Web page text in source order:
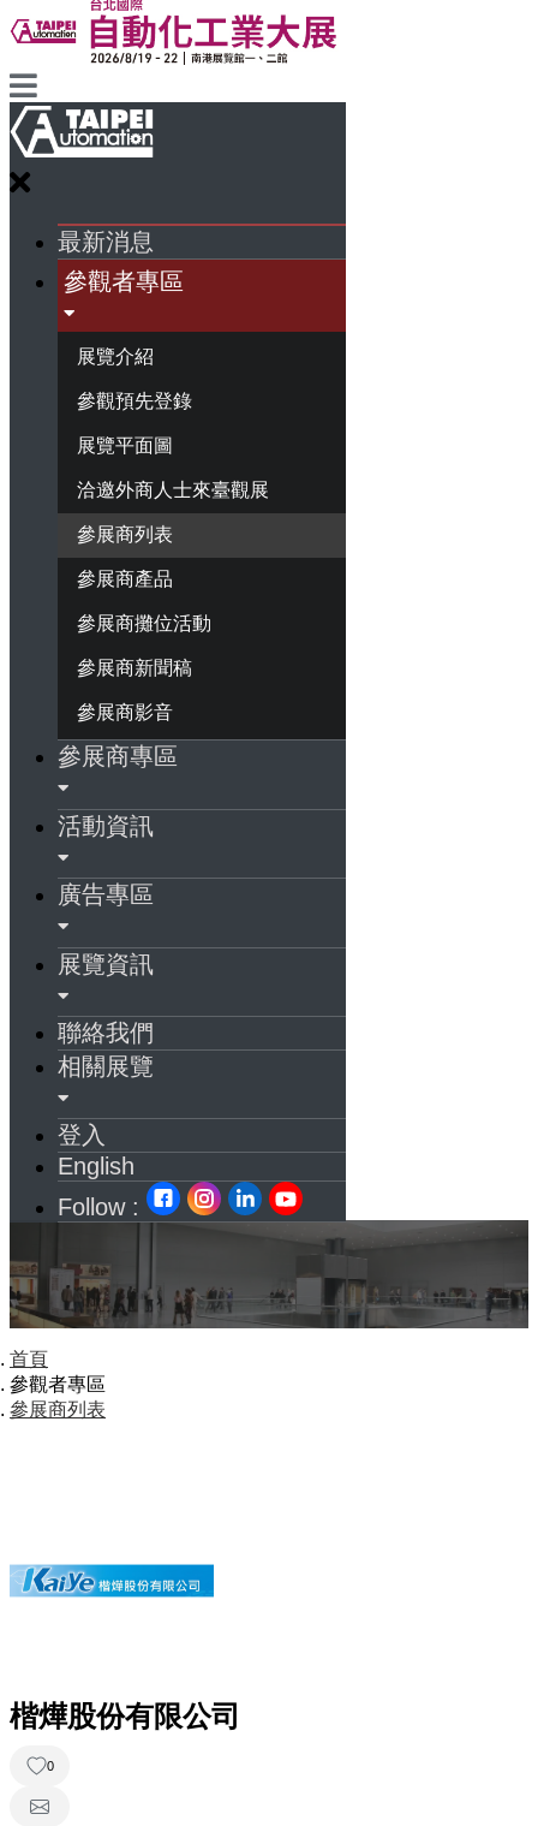
最新消息
參觀者專區
展覽介紹
參觀預先登錄
展覽平面圖
洽邀外商人士來臺觀展
參展商列表
參展商產品
參展商攤位活動
參展商新聞稿
參展商影音
參展商專區
活動資訊
廣告專區
展覽資訊
聯絡我們
相關展覽
登入
English
Follow :
首頁
參觀者專區
參展商列表
楷燁股份有限公司
0